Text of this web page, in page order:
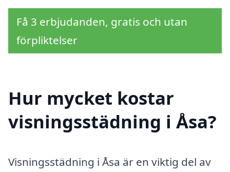
Få 3 erbjudanden, gratis och utan
förpliktelser
Hur mycket kostar
visningsstädning i Åsa?
Visningsstädning i Åsa är en viktig del av